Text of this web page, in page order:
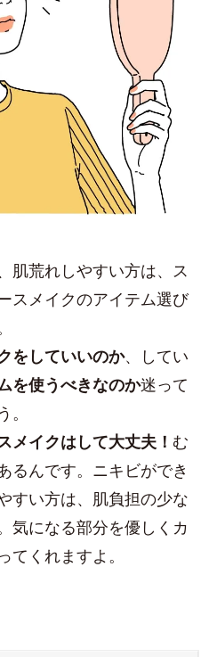
肌荒れしやすい方は、ス
スメイクのアイテム選び
をしていいのか、してい
を使うべきなのか迷って
メイクはして大丈夫！ む
るんです。ニキビができ
すい方は、肌負担の少な
気になる部分を優しくカ
くれますよ。